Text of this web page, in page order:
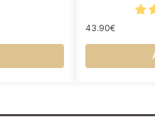
43.90€